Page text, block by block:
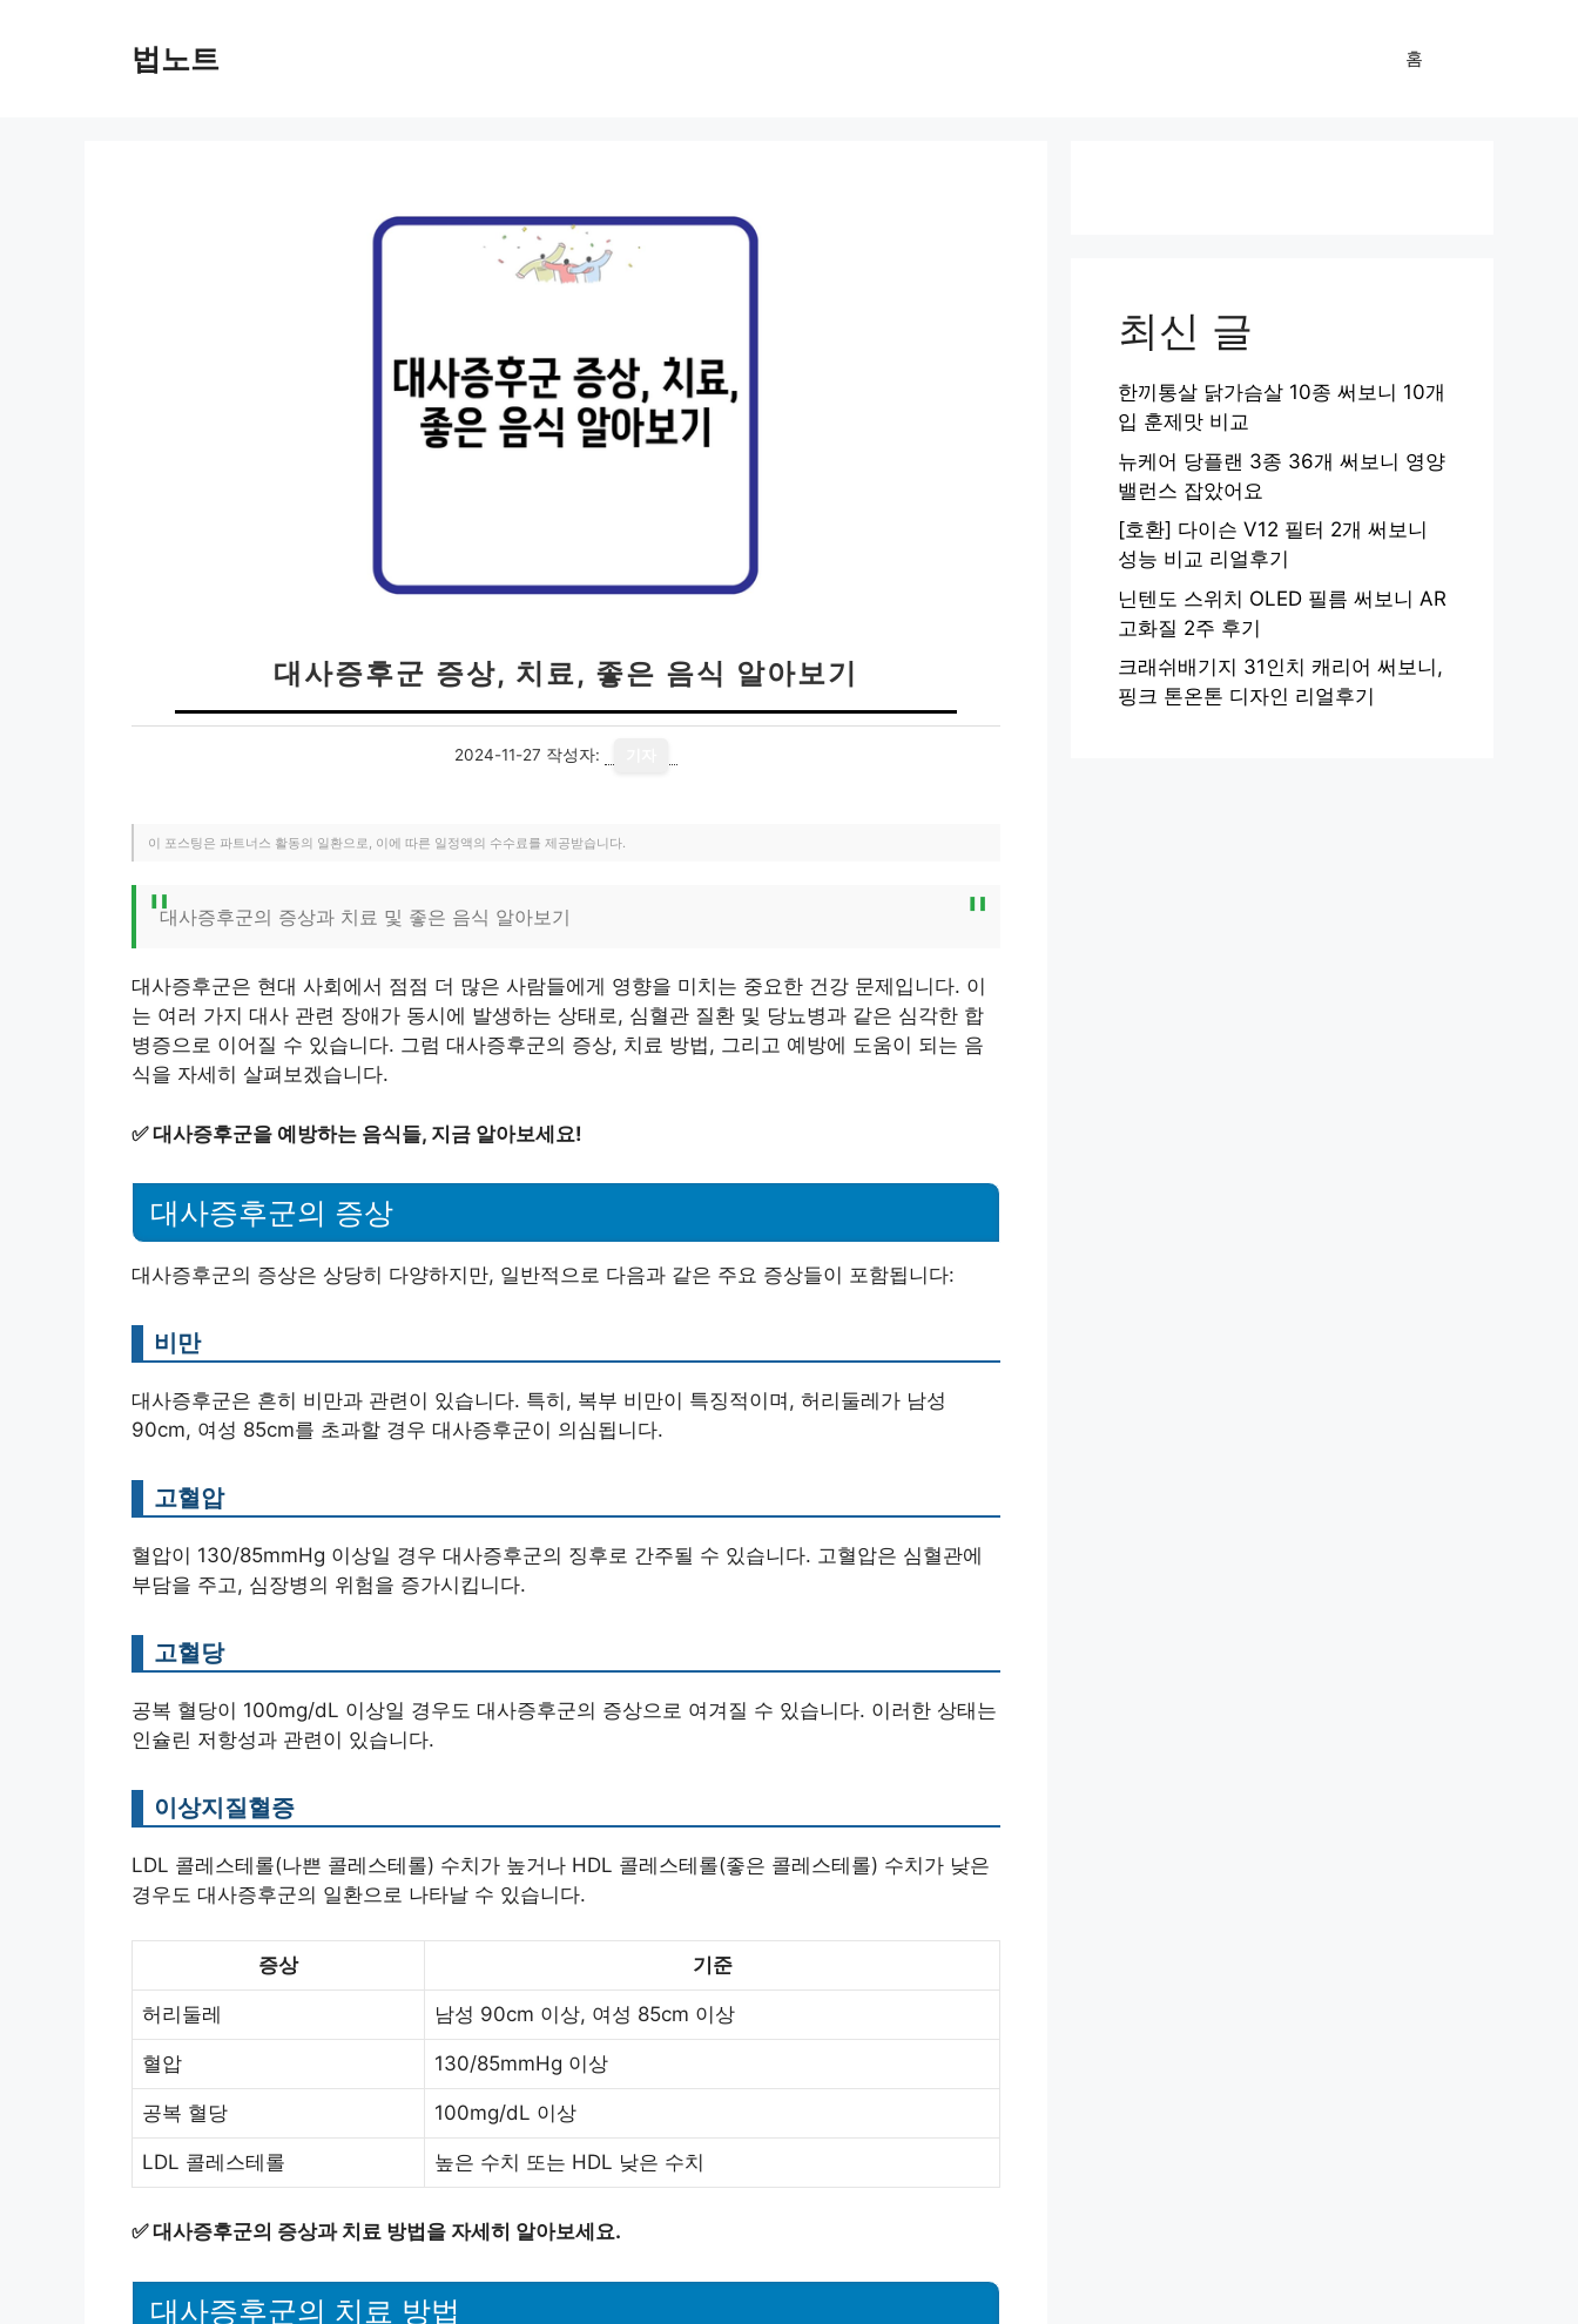
법노트 홈
대사증후군 증상, 치료, 좋은 음식 알아보기
2024-11-27 작성자:
이 포스팅은 파트너스 활동의 일환으로, 이에 따른 일정액의 수수료를 제공받습니다.
대사증후군의 증상과 치료 및 좋은 음식 알아보기
대사증후군은 현대 사회에서 점점 더 많은 사람들에게 영향을 미치는 중요한 건강 문제입니다. 이
는 여러 가지 대사 관련 장애가 동시에 발생하는 상태로, 심혈관 질환 및 당뇨병과 같은 심각한 합
병증으로 이어질 수 있습니다. 그럼 대사증후군의 증상, 치료 방법, 그리고 예방에 도움이 되는 음
식을 자세히 살펴보겠습니다.
✅대사증후군을 예방하는 음식들, 지금 알아보세요!
대사증후군의 증상
대사증후군의 증상은 상당히 다양하지만, 일반적으로 다음과 같은 주요 증상들이 포함됩니다:
비만
대사증후군은 흔히 비만과 관련이 있습니다. 특히, 복부 비만이 특징적이며, 허리둘레가 남성
90cm, 여성 85cm를 초과할 경우 대사증후군이 의심됩니다.
고혈압
혈압이 130/85mmHg 이상일 경우 대사증후군의 징후로 간주될 수 있습니다. 고혈압은 심혈관에
부담을 주고, 심장병의 위험을 증가시킵니다.
고혈당
공복 혈당이 100mg/dL 이상일 경우도 대사증후군의 증상으로 여겨질 수 있습니다. 이러한 상태는
인슐린 저항성과 관련이 있습니다.
이상지질혈증
LDL 콜레스테롤(나쁜 콜레스테롤) 수치가 높거나 HDL 콜레스테롤(좋은 콜레스테롤) 수치가 낮은
경우도 대사증후군의 일환으로 나타날 수 있습니다.
증상 기준
허리둘레 남성 90cm 이상, 여성 85cm 이상
혈압 130/85mmHg 이상
공복 혈당 100mg/dL 이상
LDL 콜레스테롤 높은 수치 또는 HDL 낮은 수치
✅대사증후군의 증상과 치료 방법을 자세히 알아보세요.
대사증후군의 치료 방법
최신 글
한끼통살 닭가슴살 10종 써보니 10개
입 훈제맛 비교
뉴케어 당플랜 3종 36개 써보니 영양
밸런스 잡았어요
[호환] 다이슨 V12 필터 2개 써보니
성능 비교 리얼후기
닌텐도 스위치 OLED 필름 써보니 AR
고화질 2주 후기
크래쉬배기지 31인치 캐리어 써보니,
핑크 톤온톤 디자인 리얼후기